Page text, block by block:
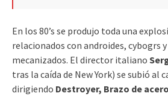
En los 80’s se produjo toda una
relacionados con androides, cybogrs
mecanizados. El director italiano
tras la caída de New York) se subió al
dirigiendo Destroyer, Brazo de acero